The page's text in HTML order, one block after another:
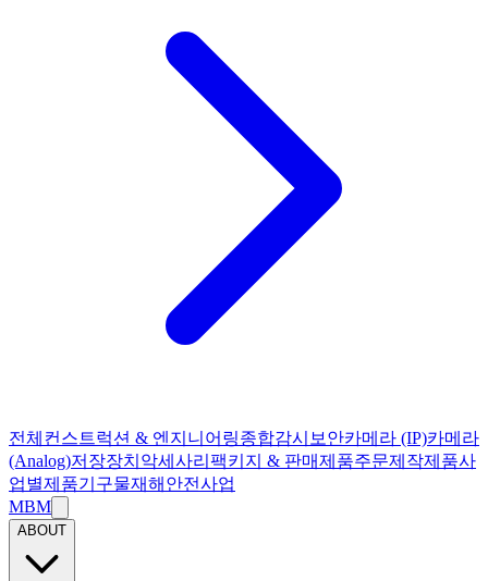
전체 컨스트럭션 & 엔지니어링종합감시보안카메라 (IP)카메라
(Analog)저장장치 악세사리 팩키지 & 판매제품주문제작제품사
업별제품기구물재해안전사업
MBM
ABOUT